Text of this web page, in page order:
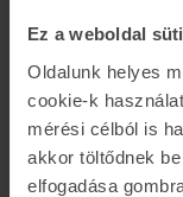
Ez a weboldal
Oldalunk helyes
cookie-k
mérési célból is
akkor töltődnek
elfogadása
Karrier
Gyakori kérdések
ÁSZF